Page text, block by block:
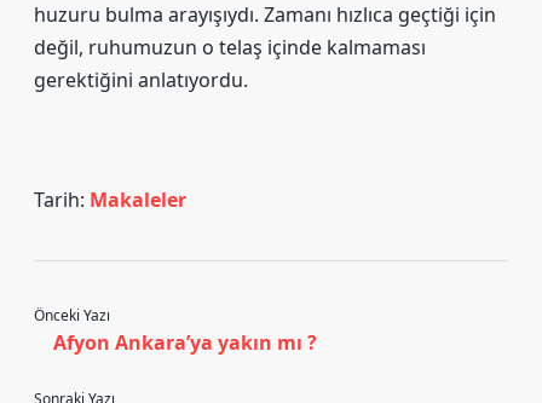
huzuru bulma arayışıydı. Zamanı hızlıca geçtiği için
değil, ruhumuzun o telaş içinde kalmaması
gerektiğini anlatıyordu.
Tarih: Makaleler
Önceki Yazı
Afyon Ankara’ya yakın mı ?
Sonraki Yazı